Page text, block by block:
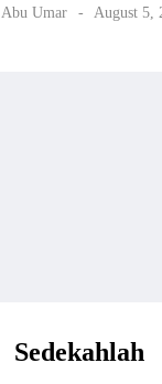
Abu Umar August 5,
Sedekahlah